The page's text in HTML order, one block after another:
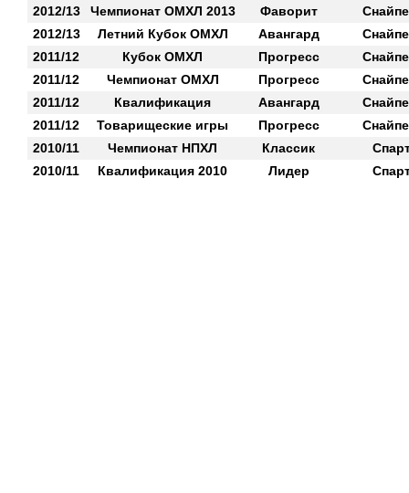
2012/13
Чемпионат ОМХЛ 2013 Фаворит
2012/13
Летний Кубок ОМХЛ Авангард
2011/12
Кубок ОМХЛ Прогресс
2011/12
Чемпионат ОМХЛ Прогресс
2011/12
Квалификация Авангард
2011/12
Товарищеские игры Прогресс
2010/11
Чемпионат НПХЛ Классик
2010/11
Квалификация 2010 Лидер